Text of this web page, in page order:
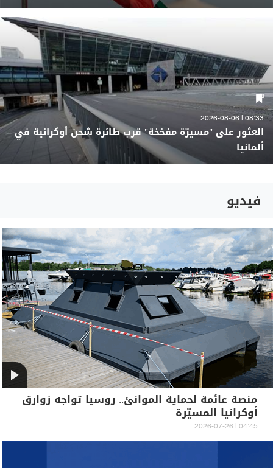
08:33 | 2026-08-06
العثور على "مسيرّة مفخخة" قرب طائرة شحن أوكرانية في
ألمانيا
فيديو
منصة عائمة لحماية الموانئ.. روسيا تواجه زوارق
أوكرانيا المسيّرة
04:45 | 2026-07-26